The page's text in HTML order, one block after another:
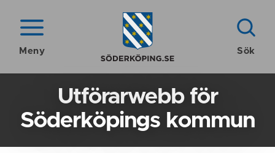
Meny Sök
Utförarwebb för
Söderköpings kommun